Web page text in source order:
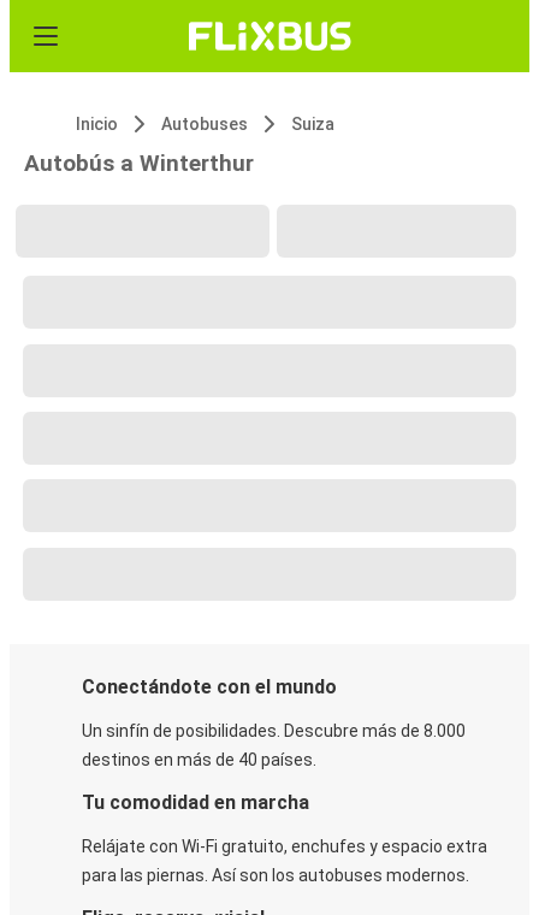
Inicio Autobuses Suiza
Autobús a Winterthur
Conectándote con el mundo
Un sinfín de posibilidades. Descubre más de 8.000
destinos en más de 40 países.
Tu comodidad en marcha
Relájate con Wi-Fi gratuito, enchufes y espacio extra
para las piernas. Así son los autobuses modernos.